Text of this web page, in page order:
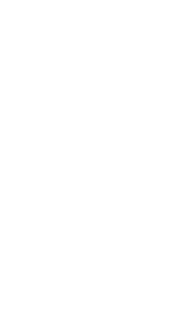
חשמלי?